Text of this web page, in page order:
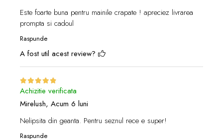
Este foarte buna pentru mainile crapate ! apreciez livrarea
prompta si cadoul
Raspunde
A fost util acest review?
Achizitie verificata
Mirelush, Acum 6 luni
Nelipsita din geanta. Pentru seznul rece e super!
Raspunde